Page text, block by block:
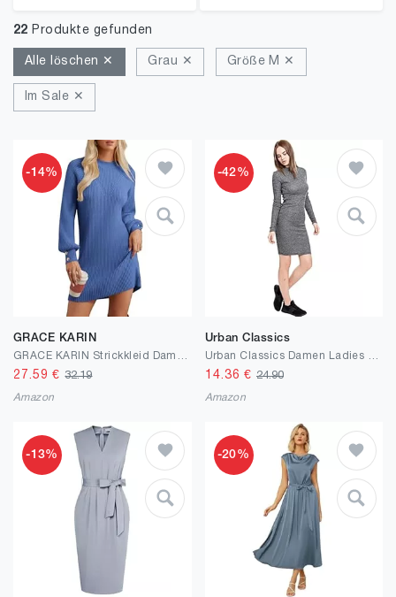
22 Produkte gefunden
Alle löschen ✕ Grau ✕ Größe M ✕
Im Sale ✕
-14%
GRACE KARIN
27.59 €32.19
Amazon
-42%
Urban Classics
14.36 € 24.90
Amazon
-13% -20%